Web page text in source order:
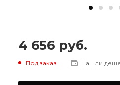
4 656 руб.
Под заказ Нашли